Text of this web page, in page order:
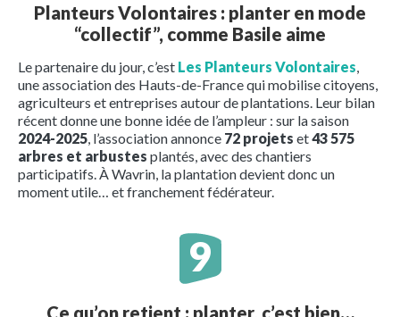
Planteurs Volontaires : planter en mode
“collectif”, comme Basile aime
Le partenaire du jour, c’est Les Planteurs Volontaires
une association des Hauts-de-France qui mobilise citoyens,
agriculteurs et entreprises autour de plantations. Leur bilan
récent donne une bonne idée de l’ampleur : sur la saison
2024-2025 , l’association annonce 72 projets et43 575
arbres et arbustes plantés, avec des chantiers
participatifs. À Wavrin, la plantation devient donc un
moment utile… et franchement fédérateur.
Ce qu’on retient : planter, c’est bien…